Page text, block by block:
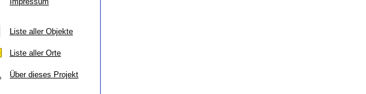
Liste aller Objekte
Liste aller Orte
Über dieses Projekt